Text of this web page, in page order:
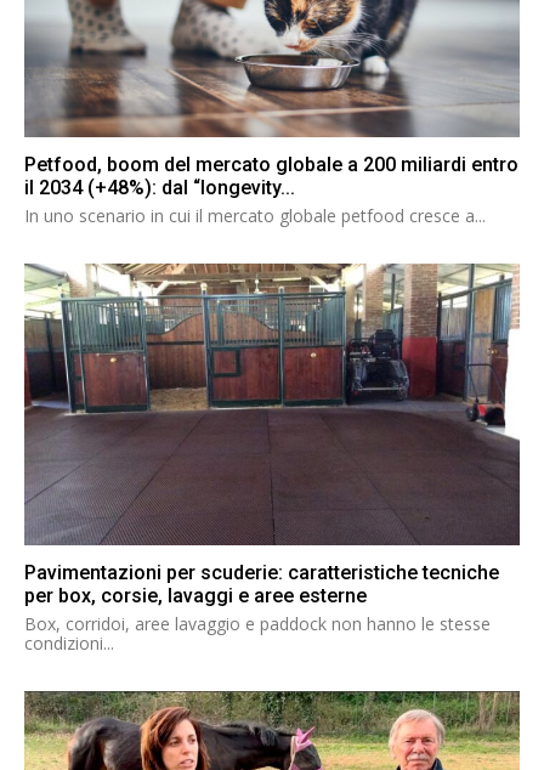
Petfood, boom del mercato globale a 200 miliardi entro
il 2034 (+48%): dal “longevity...
In uno scenario in cui il mercato globale petfood cresce a...
Pavimentazioni per scuderie: caratteristiche tecniche
per box, corsie, lavaggi e aree esterne
Box, corridoi, aree lavaggio e paddock non hanno le stesse
condizioni...